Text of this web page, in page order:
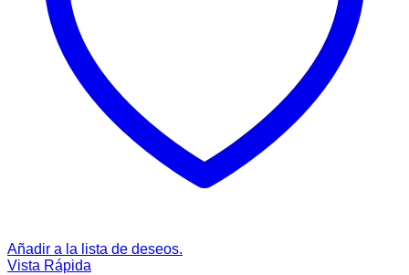
Añadir a la lista de deseos.
Vista Rápida